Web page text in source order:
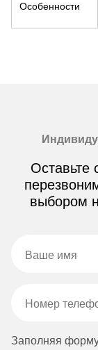
Особенности
Оставьте
выбором
Заполняя